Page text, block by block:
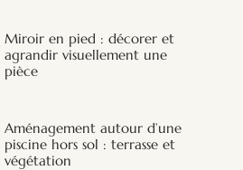
Miroir en pied : décorer et
agrandir visuellement une
pièce
Aménagement autour d’une
piscine hors sol : terrasse et
végétation